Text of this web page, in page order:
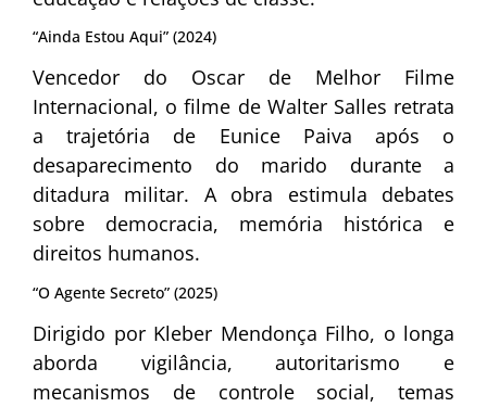
“Ainda Estou Aqui” (2024)
Vencedor do Oscar de Melhor Filme
Internacional, o filme de Walter Salles retrata
a trajetória de Eunice Paiva após o
desaparecimento do marido durante a
ditadura militar. A obra estimula debates
sobre democracia, memória histórica e
direitos humanos.
“O Agente Secreto” (2025)
Dirigido por Kleber Mendonça Filho, o longa
aborda vigilância, autoritarismo e
mecanismos de controle social, temas